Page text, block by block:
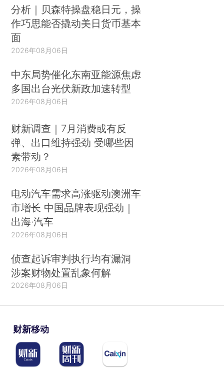
分析｜贝森特操盘稳日元，操
作巧思能否撬动美日货币基本
面
2026年08月06日
中东局势催化东南亚能源焦虑
多国出台光伏新政加速转型
2026年08月06日
财新调查｜7月消费或有反
弹、出口维持强劲 受哪些因
素带动？
2026年08月06日
电动汽车需求高涨驱动澳洲车
市增长 中国品牌表现强劲｜
出海·汽车
2026年08月06日
侦查起诉审判执行均有漏洞
涉案财物处置乱象何解
2026年08月06日
财新移动